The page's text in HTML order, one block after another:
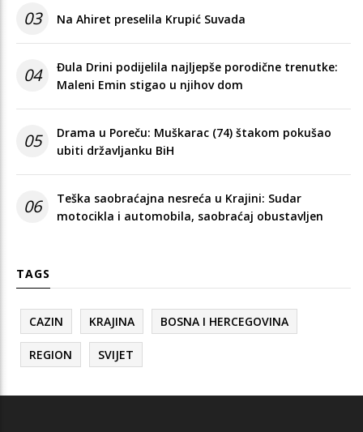
03 Na Ahiret preselila Krupić Suvada
04
Đula Drini podijelila najljepše porodične trenutke:
Maleni Emin stigao u njihov dom
05
Drama u Poreču: Muškarac (74) štakom pokušao
ubiti državljanku BiH
06
Teška saobraćajna nesreća u Krajini: Sudar
motocikla i automobila, saobraćaj obustavljen
TAGS
CAZIN KRAJINA BOSNA I HERCEGOVINA
REGION SVIJET